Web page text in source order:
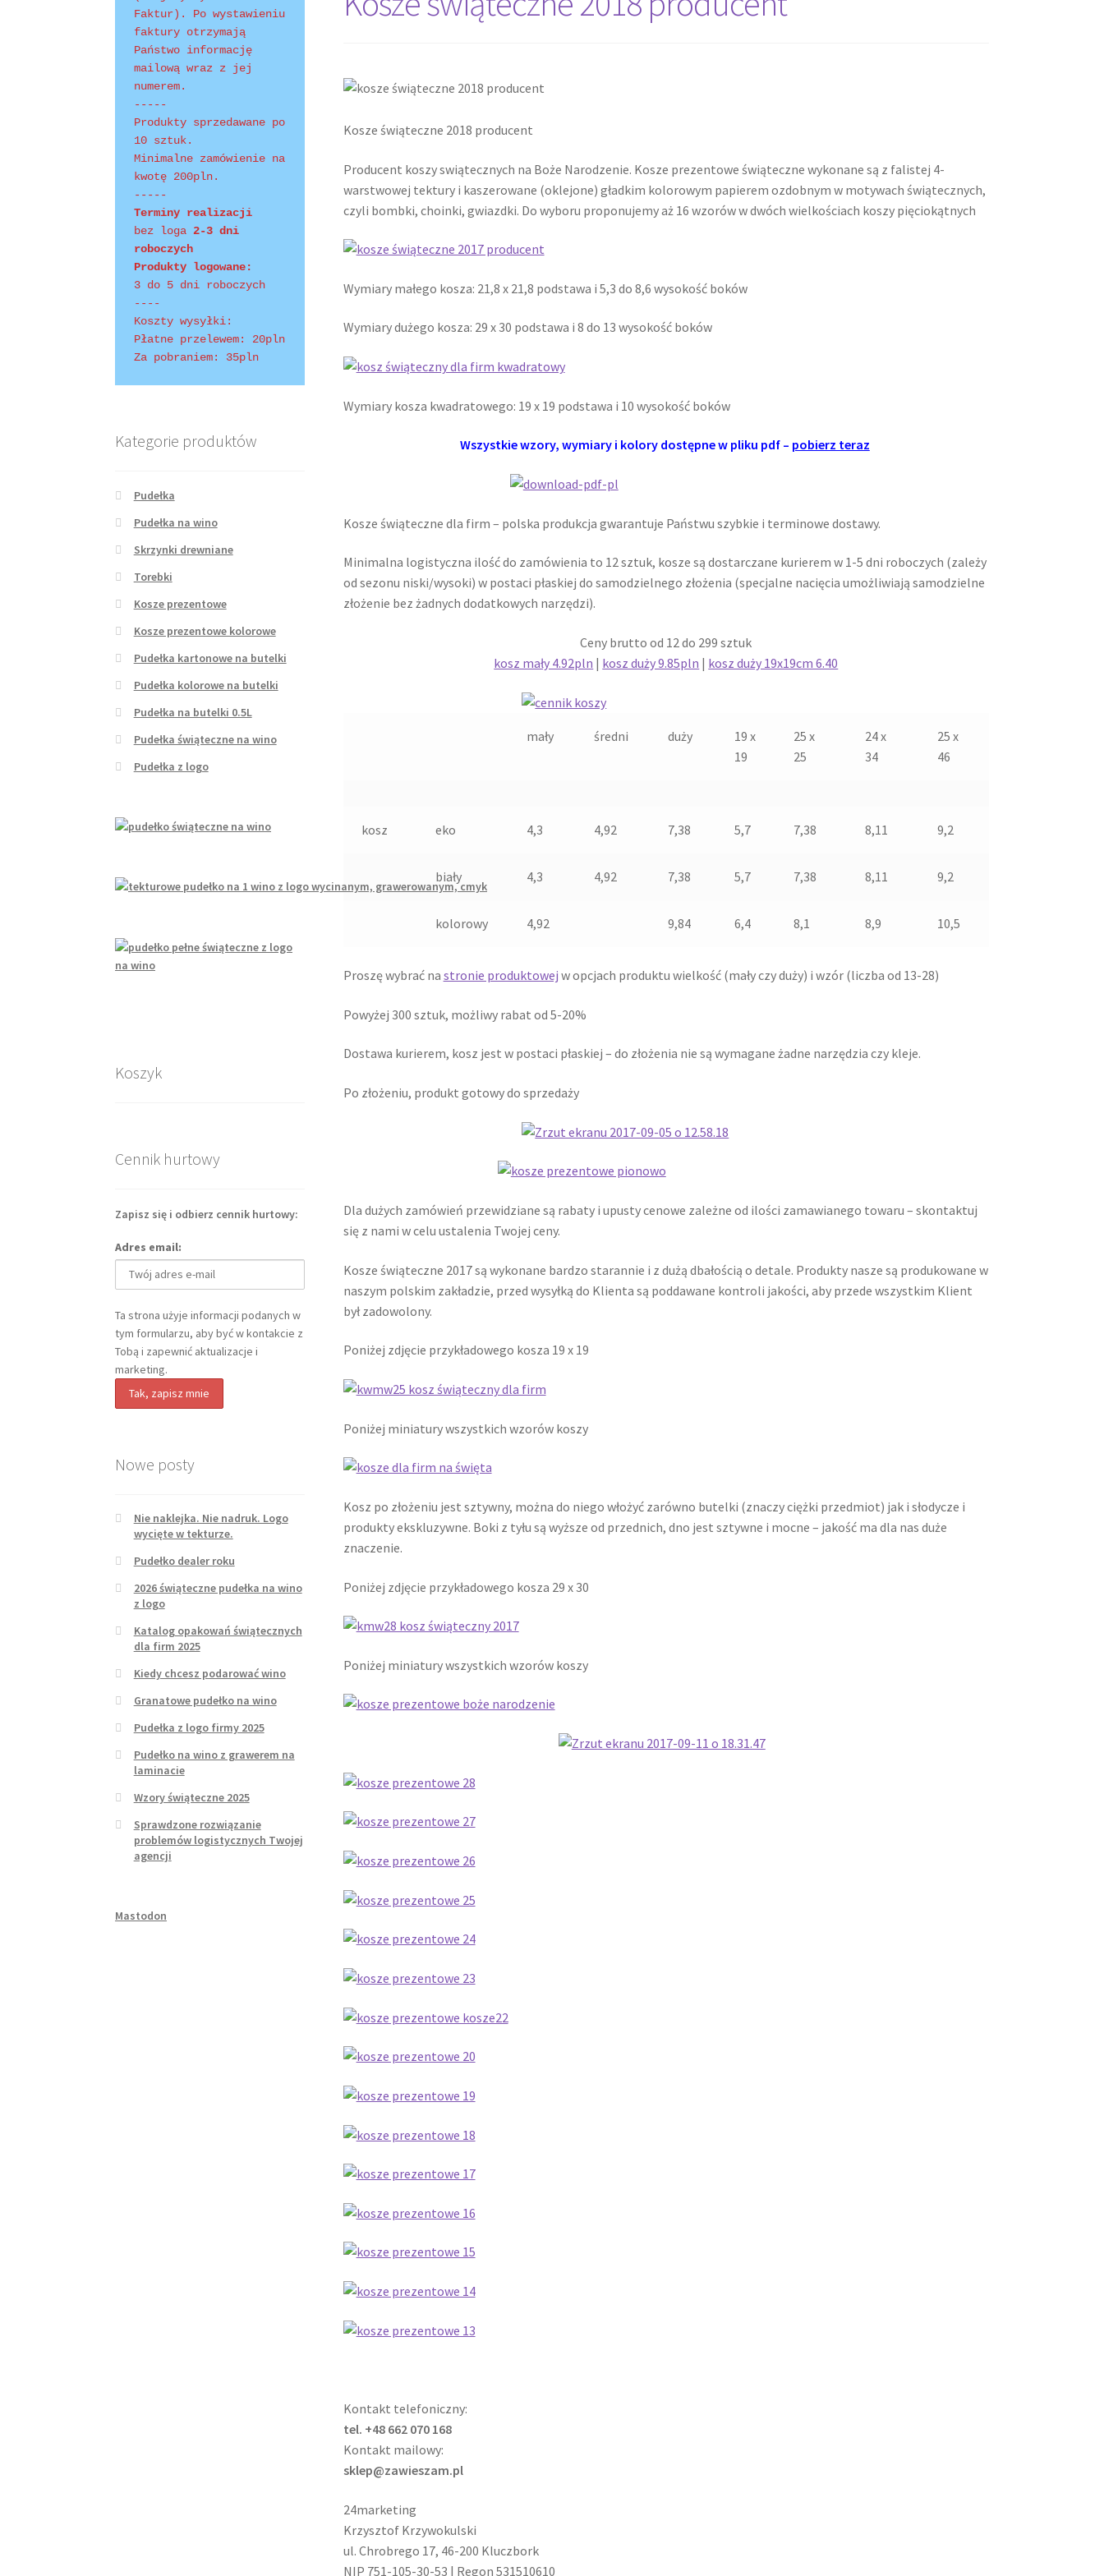
Shopping Tips Terms of Use
Kosze świąteczne 2018 producent
Producent koszy swiątecznych na Boże Narodzenie. Kosze prezentowe świąteczne wykonane są z falistej 4-
warstwowej tektury i kaszerowane (oklejone) gładkim kolorowym papierem ozdobnym w motywach świątecznych,
czyli bombki, choinki, gwiazdki. Do wyboru proponujemy aż 16 wzorów w dwóch wielkościach koszy pięciokątnych
Wymiary małego kosza: 21,8 x 21,8 podstawa i 5,3 do 8,6 wysokość boków
Wymiary dużego kosza: 29 x 30 podstawa i 8 do 13 wysokość boków
Wymiary kosza kwadratowego: 19 x 19 podstawa i 10 wysokość boków
Wszystkie wzory, wymiary i kolory dostępne w pliku pdf – pobierz teraz
Kosze świąteczne dla firm – polska produkcja gwarantuje Państwu szybkie i terminowe dostawy.
Minimalna logistyczna ilość do zamówienia to 12 sztuk, kosze są dostarczane kurierem w 1-5 dni roboczych (zależy
od sezonu niski/wysoki) w postaci płaskiej do samodzielnego złożenia (specjalne nacięcia umożliwiają samodzielne
złożenie bez żadnych dodatkowych narzędzi).
Ceny brutto od 12 do 299 sztuk
kosz mały 4.92pln | kosz duży 9.85pln | kosz duży 19x19cm 6.40
mały średni duży
19 x
19
25 x
25
24 x
34
25 x
46
kosz eko 4,3 4,92 7,38 5,7 7,38 8,11 9,2
biały 4,3 4,92 7,38 5,7 7,38 8,11 9,2
kolorowy 4,92 9,84 6,4 8,1 8,9 10,5
Proszę wybrać na stronie produktowej w opcjach produktu wielkość (mały czy duży) i wzór (liczba od 13-28)
Powyżej 300 sztuk, możliwy rabat od 5-20%
Dostawa kurierem, kosz jest w postaci płaskiej – do złożenia nie są wymagane żadne narzędzia czy kleje.
Po złożeniu, produkt gotowy do sprzedaży
Dla dużych zamówień przewidziane są rabaty i upusty cenowe zależne od ilości zamawianego towaru – skontaktuj
się z nami w celu ustalenia Twojej ceny.
Kosze świąteczne 2017 są wykonane bardzo starannie i z dużą dbałością o detale. Produkty nasze są produkowane w
naszym polskim zakładzie, przed wysyłką do Klienta są poddawane kontroli jakości, aby przede wszystkim Klient
był zadowolony.
Poniżej zdjęcie przykładowego kosza 19 x 19
Poniżej miniatury wszystkich wzorów koszy
Kosz po złożeniu jest sztywny, można do niego włożyć zarówno butelki (znaczy ciężki przedmiot) jak i słodycze i
produkty ekskluzywne. Boki z tyłu są wyższe od przednich, dno jest sztywne i mocne – jakość ma dla nas duże
znaczenie.
Poniżej zdjęcie przykładowego kosza 29 x 30
Poniżej miniatury wszystkich wzorów koszy
Kontakt telefoniczny:
tel. +48 662 070 168
Kontakt mailowy:
sklep@zawieszam.pl
24marketing
Krzysztof Krzywokulski
ul. Chrobrego 17, 46-200 Kluczbork
NIP 751-105-30-53 | Regon 531510610
Faktur). Po wystawieniu
faktury otrzymają
Państwo informację
mailową wraz z jej
numerem.
-----
Produkty sprzedawane po
10 sztuk.
Minimalne zamówienie na
kwotę 200pln.
-----
Terminy realizacji
bez loga 2-3 dni
roboczych
Produkty logowane:
3 do 5 dni roboczych
----
Koszty wysyłki:
Płatne przelewem: 20pln
Za pobraniem: 35pln
Kategorie produktów
Pudełka
Pudełka na wino
Skrzynki drewniane
Torebki
Kosze prezentowe
Kosze prezentowe kolorowe
Pudełka kartonowe na butelki
Pudełka kolorowe na butelki
Pudełka na butelki 0.5L
Pudełka świąteczne na wino
Pudełka z logo
Koszyk
Cennik hurtowy
Zapisz się i odbierz cennik hurtowy:
Adres email:
Ta strona użyje informacji podanych w
tym formularzu, aby być w kontakcie z
Tobą i zapewnić aktualizacje i
marketing.
Nowe posty
Nie naklejka. Nie nadruk. Logo
wycięte w tekturze.
Pudełko dealer roku
2026 świąteczne pudełka na wino
z logo
Katalog opakowań świątecznych
dla firm 2025
Kiedy chcesz podarować wino
Granatowe pudełko na wino
Pudełka z logo firmy 2025
Pudełko na wino z grawerem na
laminacie
Wzory świąteczne 2025
Sprawdzone rozwiązanie
problemów logistycznych Twojej
agencji
Mastodon